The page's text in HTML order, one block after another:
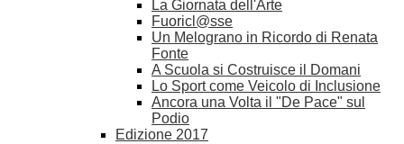
La Giornata dell'Arte
Fuoricl@sse
Un Melograno in Ricordo di Renata
Fonte
A Scuola si Costruisce il Domani
Lo Sport come Veicolo di Inclusione
Ancora una Volta il "De Pace" sul
Podio
Edizione 2017